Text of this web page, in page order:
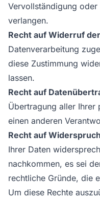
Vervollständigung
verlangen.
Recht auf Widerruf
Datenverarbeitung
diese Zustimmung
lassen.
Recht auf
Übertragung aller Ihrer
einen anderen
Recht auf
Ihrer Daten
nachkommen, es sei
rechtliche Gründe, die
Um diese Rechte